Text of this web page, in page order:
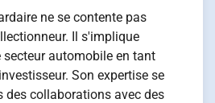
ne se contente pas
Il s'implique
automobile en tant
Son expertise se
des collaborations avec des